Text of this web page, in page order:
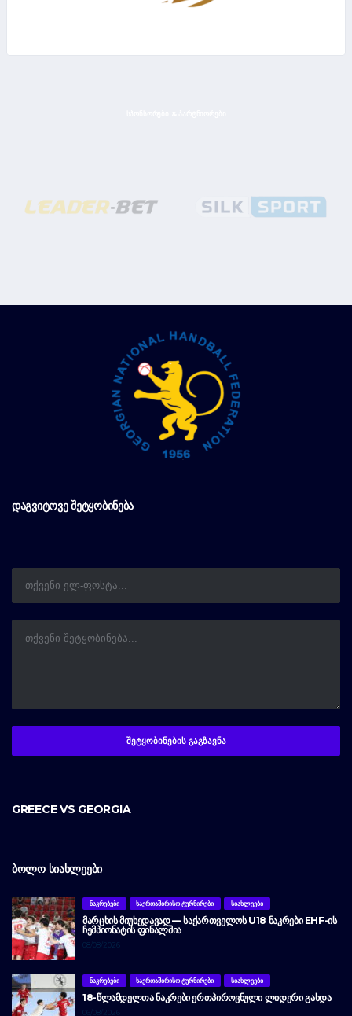
ᲓᲐᲒᲕᲘᲢᲝᲕᲔ ᲨᲔᲢᲧᲝᲑᲘᲜᲔᲑᲐ
GREECE VS GEORGIA
ᲑᲝᲚᲝ ᲡᲘᲐᲮᲚᲔᲔᲑᲘ
ᲜᲐᲙᲠᲔᲑᲔᲑᲘ ᲡᲐᲔᲠᲗᲐᲨᲘᲠᲘᲡᲝ ᲢᲣᲠᲜᲘᲠᲔᲑᲘ ᲡᲘᲐᲮᲚᲔᲔᲑᲘ
ᲛᲐᲠᲪᲮᲘᲡ ᲛᲘᲣᲮᲔᲓᲐᲕᲐᲓ — ᲡᲐᲥᲐᲠᲗᲕᲔᲚᲝᲡ U18 ᲜᲐᲙᲠᲔᲑᲘ EHF-ᲘᲡ
ᲩᲔᲛᲞᲘᲝᲜᲐᲢᲘᲡ ᲤᲘᲜᲐᲚᲨᲘᲐ
08/08/2026
ᲜᲐᲙᲠᲔᲑᲔᲑᲘ ᲡᲐᲔᲠᲗᲐᲨᲘᲠᲘᲡᲝ ᲢᲣᲠᲜᲘᲠᲔᲑᲘ ᲡᲘᲐᲮᲚᲔᲔᲑᲘ
18-ᲬᲚᲐᲛᲓᲔᲚᲗᲐ ᲜᲐᲙᲠᲔᲑᲘ ᲔᲠᲗᲞᲘᲠᲝᲕᲜᲣᲚᲘ ᲚᲘᲓᲔᲠᲘ ᲒᲐᲮᲓᲐ
06/08/2026